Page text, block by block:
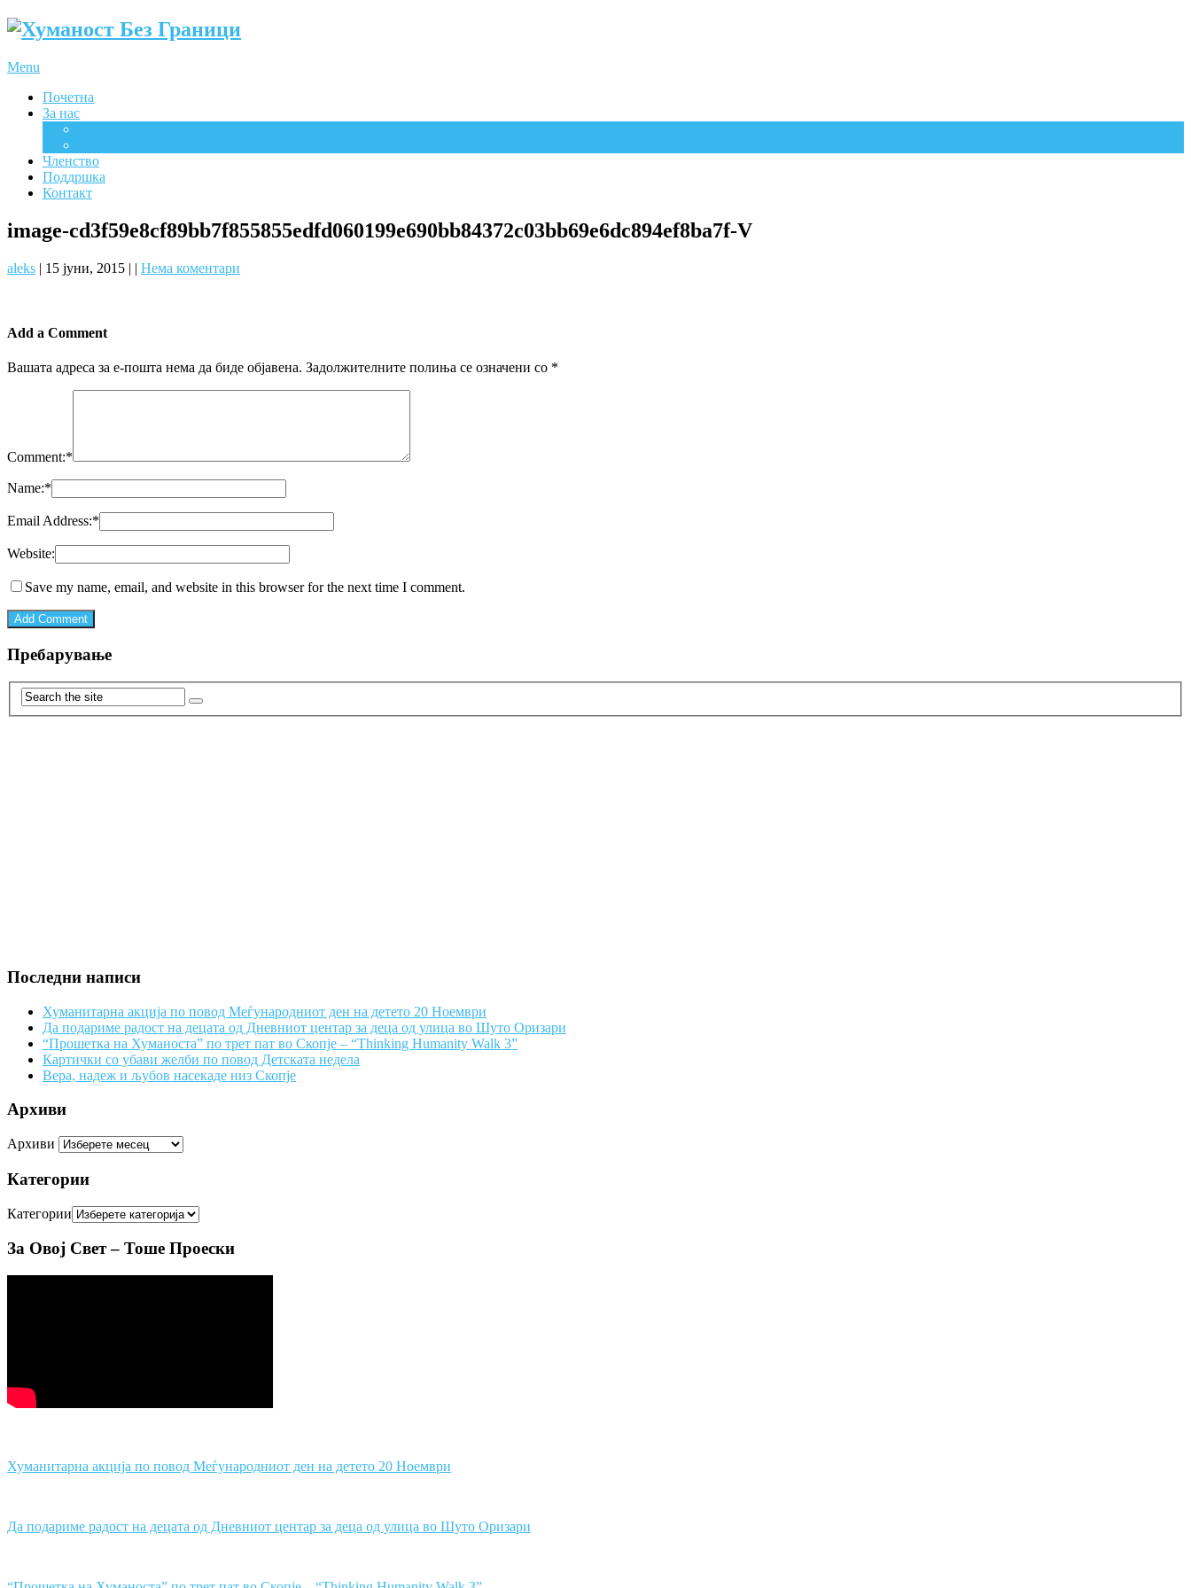
Menu
Почетна
За нас
Членство
Поддршка
Контакт
image-cd3f59e8cf89bb7f855855edfd060199e690bb84372c03bb69e6dc894ef8ba7f-V
aleks | 15 јуни, 2015 | | Нема коментари
Add a Comment
Вашата адреса за е-пошта нема да биде објавена. Задолжителните полиња се означени со *
Comment:*
Name:*
Email Address:*
Website:
Save my name, email, and website in this browser for the next time I comment.
Пребарување
Последни написи
Хуманитарна акција по повод Меѓународниот ден на детето 20 Ноември
Да подариме радост на децата од Дневниот центар за деца од улица во Шуто Оризари
“Прошетка на Хуманоста” по трет пат во Скопје – “Thinking Humanity Walk 3”
Картички со убави желби по повод Детската недела
Вера, надеж и љубов насекаде низ Скопје
Архиви
Архиви
Категории
Категории
За Овој Свет – Тоше Проески
Хуманитарна акција по повод Меѓународниот ден на детето 20 Ноември
Да подариме радост на децата од Дневниот центар за деца од улица во Шуто Оризари